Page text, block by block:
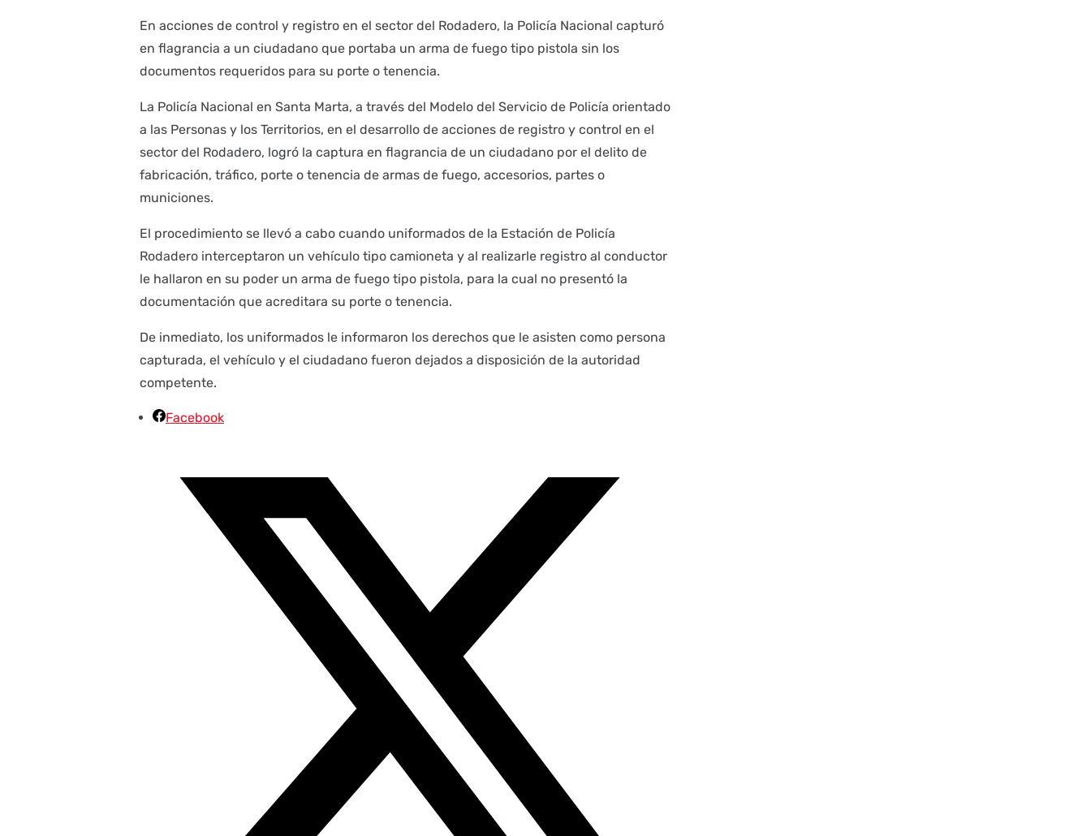
En acciones de control y registro en el sector del Rodadero, la Policía Nacional capturó
en flagrancia a un ciudadano que portaba un arma de fuego tipo pistola sin los
documentos requeridos para su porte o tenencia.
La Policía Nacional en Santa Marta, a través del Modelo del Servicio de Policía orientado
a las Personas y los Territorios, en el desarrollo de acciones de registro y control en el
sector del Rodadero, logró la captura en flagrancia de un ciudadano por el delito de
fabricación, tráfico, porte o tenencia de armas de fuego, accesorios, partes o
municiones.
El procedimiento se llevó a cabo cuando uniformados de la Estación de Policía
Rodadero interceptaron un vehículo tipo camioneta y al realizarle registro al conductor
le hallaron en su poder un arma de fuego tipo pistola, para la cual no presentó la
documentación que acreditara su porte o tenencia.
De inmediato, los uniformados le informaron los derechos que le asisten como persona
capturada, el vehículo y el ciudadano fueron dejados a disposición de la autoridad
competente.
Facebook